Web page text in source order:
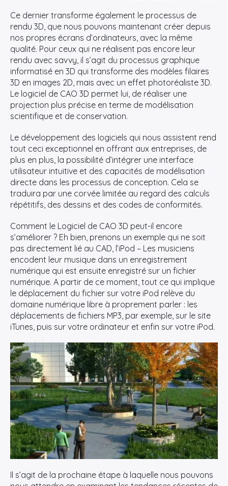
Ce dernier transforme également le processus de
rendu 3D, que nous pouvons maintenant créer depuis
nos propres écrans d’ordinateurs, avec la même
qualité. Pour ceux qui ne réalisent pas encore leur
rendu avec savvy, il s’agit du processus graphique
informatisé en 3D qui transforme des modèles filaires
3D en images 2D, mais avec un effet photoréaliste 3D.
Le logiciel de CAO 3D permet lui, de réaliser une
projection plus précise en terme de modélisation
scientifique et de conservation.
Le développement des logiciels qui nous assistent rend
tout ceci exceptionnel en offrant aux entreprises, de
plus en plus, la possibilité d’intégrer une interface
utilisateur intuitive et des capacités de modélisation
directe dans les processus de conception. Cela se
traduira par une corvée limitée au regard des calculs
répétitifs, des dessins et des codes de conformités.
Comment le Logiciel de CAO 3D peut-il encore
s’améliorer ? Eh bien, prenons un exemple qui ne soit
pas directement lié au CAD, l’iPod – Les musiciens
encodent leur musique dans un enregistrement
numérique qui est ensuite enregistré sur un fichier
numérique. A partir de ce moment, tout ce qui implique
le déplacement du fichier sur votre iPod relève du
domaine numérique libre à proprement parler : les
déplacements de fichiers MP3, par exemple, sur le site
iTunes, puis sur votre ordinateur et enfin sur votre iPod.
Il s’agit de la prochaine étape à laquelle nous pouvons